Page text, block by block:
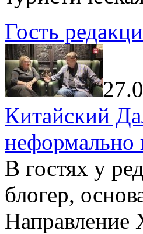
Гость
Китайский
неформально
В гостях у
блогер,
Направление